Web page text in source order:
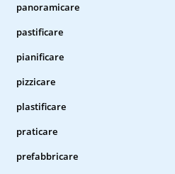
panoramicare
pastificare
pianificare
pizzicare
plastificare
praticare
prefabbricare